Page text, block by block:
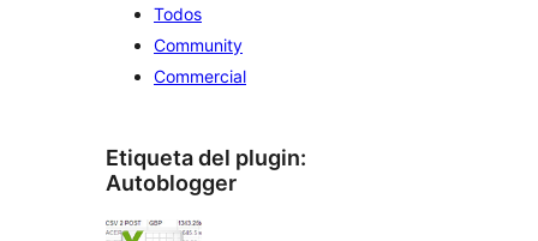
Todos
Community
Commercial
Etiqueta del plugin:
Autoblogger